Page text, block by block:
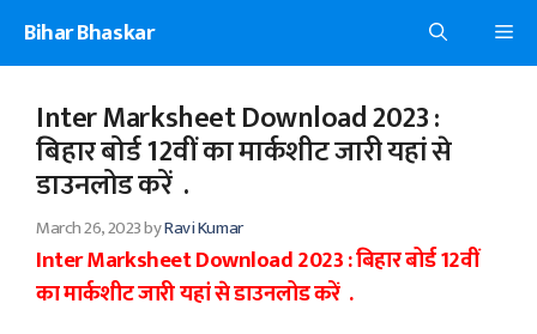
content
Bihar Bhaskar
Inter Marksheet Download 2023 :
बिहार बोर्ड 12वीं का मार्कशीट जारी यहां से
डाउनलोड करें .
March 26, 2023byRavi Kumar
Inter Marksheet Download 2023 : बिहार बोर्ड 12वीं
का मार्कशीट जारी यहां से डाउनलोड करें .